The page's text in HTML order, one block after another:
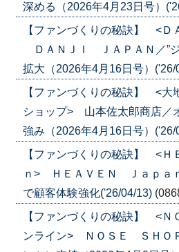
深める（2026年4月23日号）
【ファンづくりの秘訣】 <
ＤＡＮＪＩ ＪＡＰＡＮ／”
拡大（2026年4月16日号）('26/
【ファンづくりの秘訣】 <大
ショップ> 山本佐太郎商店／
強み（2026年4月16日号）('26/
【ファンづくりの秘訣】 <
ｎ> ＨＥＡＶＥＮ Ｊａｐａ
で顧客体験強化('26/04/13)
【ファンづくりの秘訣】 <
ンライン> ＮＯＳＥ ＳＨＯ